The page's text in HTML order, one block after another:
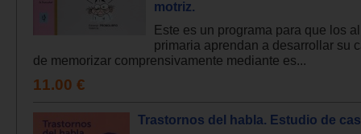
motriz.
Este es un programa para que los
primaria aprendan a desarrollar su
de memorizar comprensivamente mediante es...
11.00 €
Trastornos del habla. Estudio de